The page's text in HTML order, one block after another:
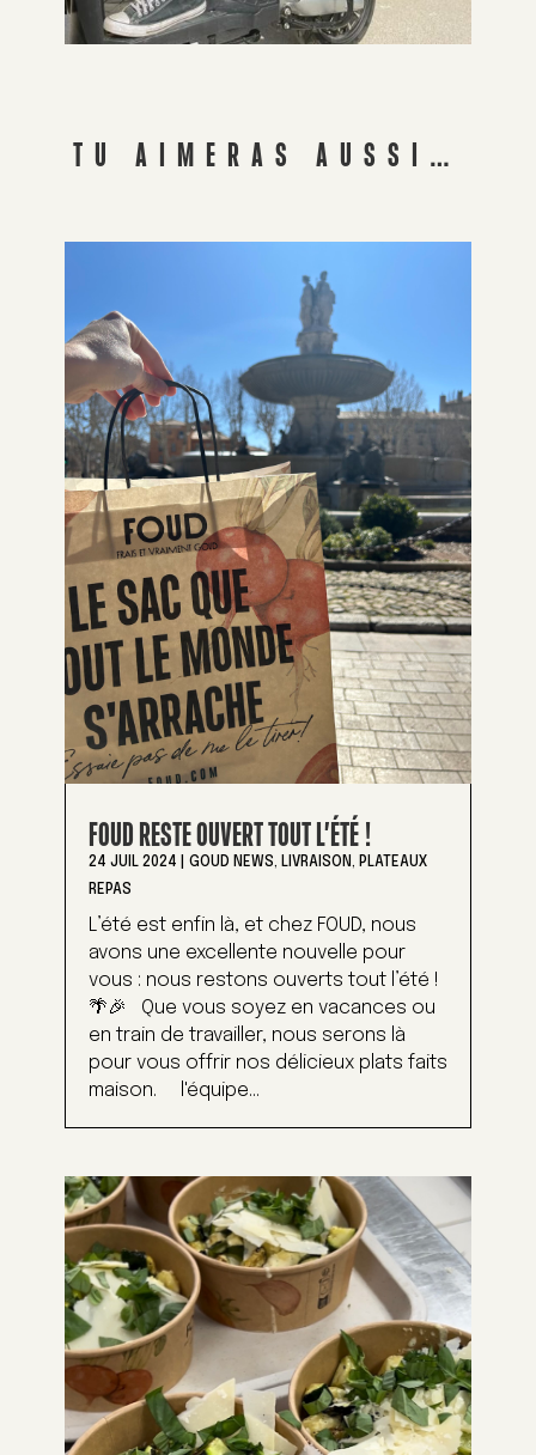
TU AIMERAS AUSSI…
FOUD RESTE OUVERT TOUT L’ÉTÉ !
24 JUIL 2024 GOUD NEWS, LIVRAISON, PLATEAUX
REPAS
L’été est enfin là, et chez FOUD, nous
avons une excellente nouvelle pour
vous : nous restons ouverts tout l’été !
🌴🎉 Que vous soyez en vacances ou
en train de travailler, nous serons là
pour vous offrir nos délicieux plats faits
maison. l'équipe...